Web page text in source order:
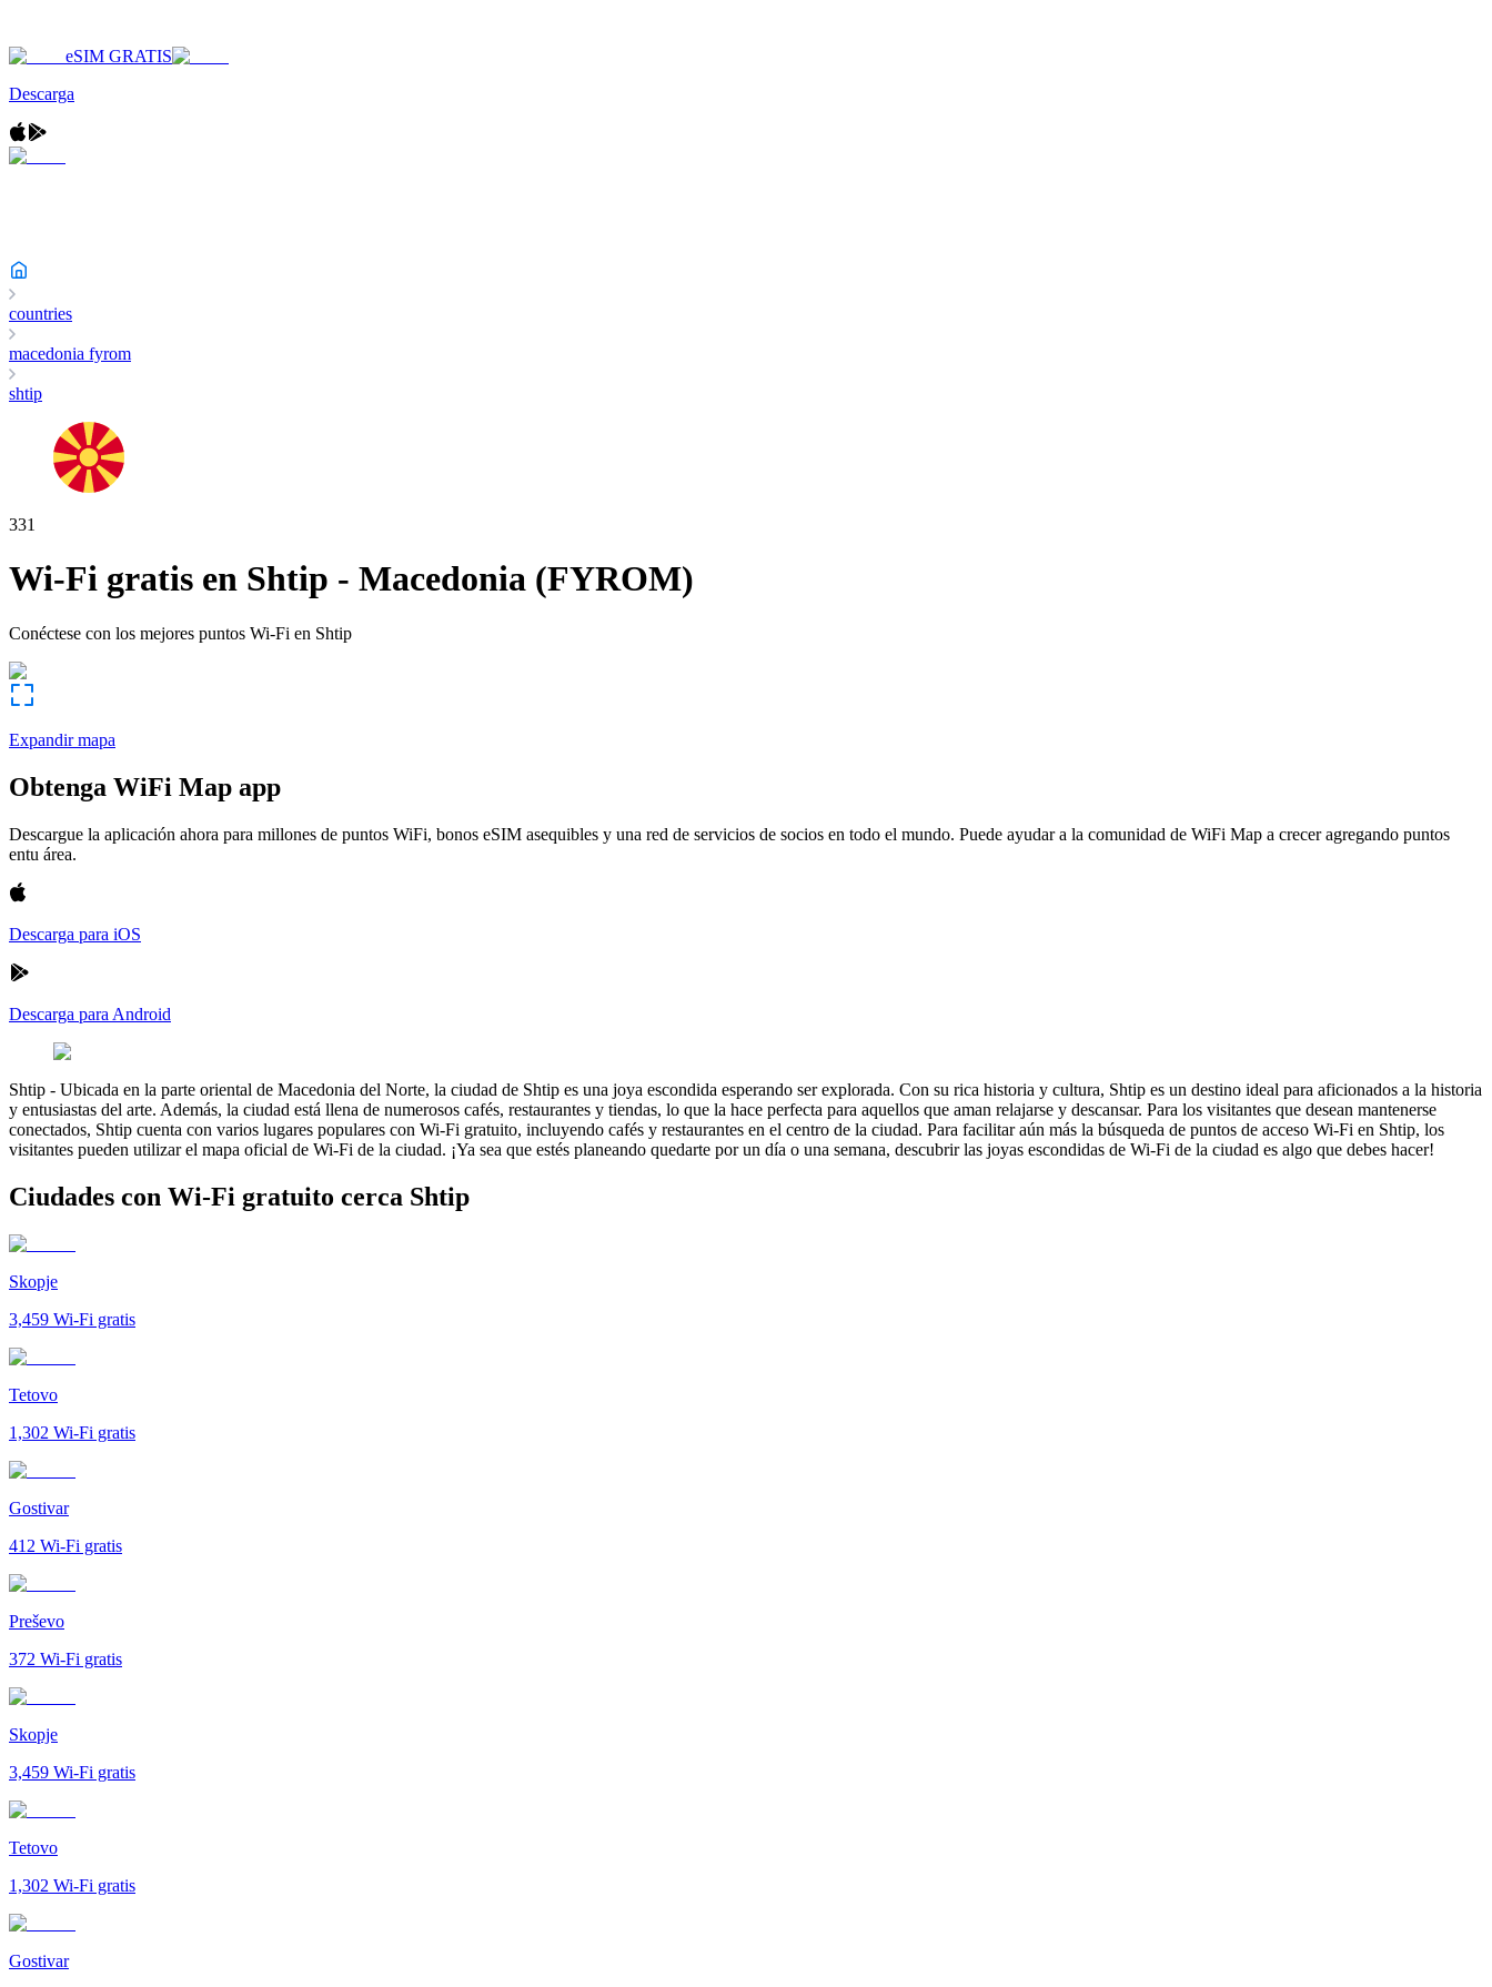
eSIM GRATIS
Descarga
countries
macedonia fyrom
shtip
331
Wi-Fi gratis en Shtip - Macedonia (FYROM)
Conéctese con los mejores puntos Wi-Fi en Shtip
Expandir mapa
Obtenga WiFi Map app
Descargue la aplicación ahora para millones de puntos WiFi, bonos eSIM asequibles y una red de servicios de socios en todo el mundo. Puede ayudar a la comunidad de WiFi Map a crecer agregando puntos
entu área.
Descarga para iOS
Descarga para Android
Shtip - Ubicada en la parte oriental de Macedonia del Norte, la ciudad de Shtip es una joya escondida esperando ser explorada. Con su rica historia y cultura, Shtip es un destino ideal para aficionados a la historia
y entusiastas del arte. Además, la ciudad está llena de numerosos cafés, restaurantes y tiendas, lo que la hace perfecta para aquellos que aman relajarse y descansar. Para los visitantes que desean mantenerse
conectados, Shtip cuenta con varios lugares populares con Wi-Fi gratuito, incluyendo cafés y restaurantes en el centro de la ciudad. Para facilitar aún más la búsqueda de puntos de acceso Wi-Fi en Shtip, los
visitantes pueden utilizar el mapa oficial de Wi-Fi de la ciudad. ¡Ya sea que estés planeando quedarte por un día o una semana, descubrir las joyas escondidas de Wi-Fi de la ciudad es algo que debes hacer!
Ciudades con Wi-Fi gratuito cerca Shtip
Skopje
3,459 Wi-Fi gratis
Tetovo
1,302 Wi-Fi gratis
Gostivar
412 Wi-Fi gratis
Preševo
372 Wi-Fi gratis
Skopje
3,459 Wi-Fi gratis
Tetovo
1,302 Wi-Fi gratis
Gostivar